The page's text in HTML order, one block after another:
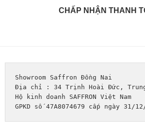
CHẤP NHẬN THANH
Showroom Saffron Đồng Nai
Địa chỉ : 34 Trịnh Hoài Đức,
Hộ kinh doanh SAFFRON Việt Nam
GPKD số 47A8074679 cấp ngày